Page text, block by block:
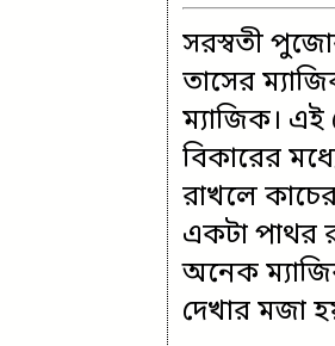
সরস্বতী
তাসের
ম্যাজিক। এই
বিকারের
রাখলে
একটা পাথর
অনেক
দেখার মজা